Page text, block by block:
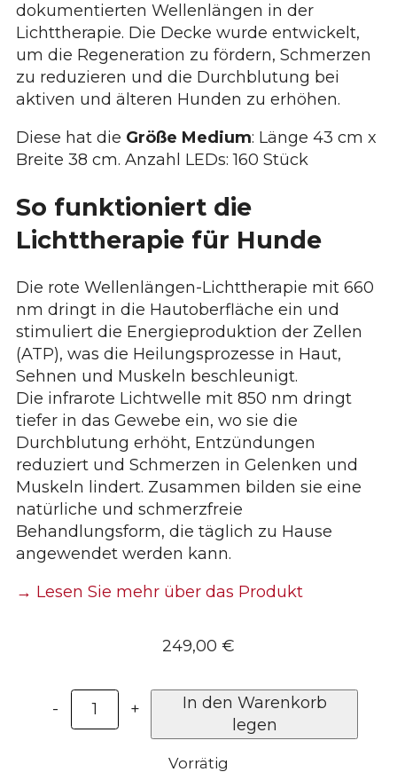
dokumentierten Wellenlängen in der
Lichttherapie. Die Decke wurde entwickelt,
um die Regeneration zu fördern, Schmerzen
zu reduzieren und die Durchblutung bei
aktiven und älteren Hunden zu erhöhen.
Diese hat die Größe Medium: Länge 43 cm x
Breite 38 cm. Anzahl LEDs: 160 Stück
So funktioniert die
Lichttherapie für Hunde
Die rote Wellenlängen-Lichttherapie mit 660
nm dringt in die Hautoberfläche ein und
stimuliert die Energieproduktion der Zellen
(ATP), was die Heilungsprozesse in Haut,
Sehnen und Muskeln beschleunigt.
Die infrarote Lichtwelle mit 850 nm dringt
tiefer in das Gewebe ein, wo sie die
Durchblutung erhöht, Entzündungen
reduziert und Schmerzen in Gelenken und
Muskeln lindert. Zusammen bilden sie eine
natürliche und schmerzfreie
Behandlungsform, die täglich zu Hause
angewendet werden kann.
→ Lesen Sie mehr über das Produkt
249,00 €
-
Rotlichttherapie-
Decke
+
In den Warenkorb
legen
Vorrätig